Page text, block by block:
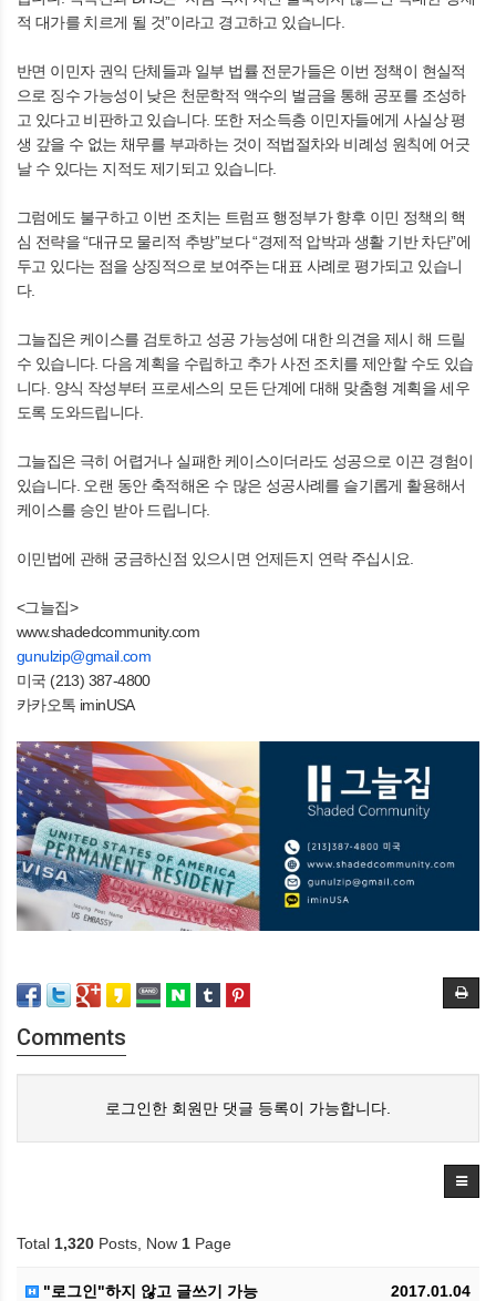
적 대가를 치르게 될 것”이라고 경고하고 있습니다.
반면 이민자 권익 단체들과 일부 법률 전문가들은 이번 정책이 현실적
으로 징수 가능성이 낮은 천문학적 액수의 벌금을 통해 공포를 조성하
고 있다고 비판하고 있습니다. 또한 저소득층 이민자들에게 사실상 평
생 갚을 수 없는 채무를 부과하는 것이 적법절차와 비례성 원칙에 어긋
날 수 있다는 지적도 제기되고 있습니다.
그럼에도 불구하고 이번 조치는 트럼프 행정부가 향후 이민 정책의 핵
심 전략을 “대규모 물리적 추방”보다 “경제적 압박과 생활 기반 차단”에
두고 있다는 점을 상징적으로 보여주는 대표 사례로 평가되고 있습니
다.
그늘집은 케이스를 검토하고 성공 가능성에 대한 의견을 제시 해 드릴
수 있습니다. 다음 계획을 수립하고 추가 사전 조치를 제안할 수도 있습
니다. 양식 작성부터 프로세스의 모든 단계에 대해 맞춤형 계획을 세우
도록 도와드립니다.
그늘집은 극히 어렵거나 실패한 케이스이더라도 성공으로 이끈 경험이
있습니다. 오랜 동안 축적해온 수 많은 성공사례를 슬기롭게 활용해서
케이스를 승인 받아 드립니다.
이민법에 관해 궁금하신점 있으시면 언제든지 연락 주십시요.
<그늘집>
www.shadedcommunity.com
gunulzip@gmail.com
미국 (213) 387-4800
카카오톡 iminUSA
Comments
로그인한 회원만 댓글 등록이 가능합니다.
Total 1,320 Posts, Now 1 Page
2017.01.04
"로그인"하지 않고 글쓰기 가능